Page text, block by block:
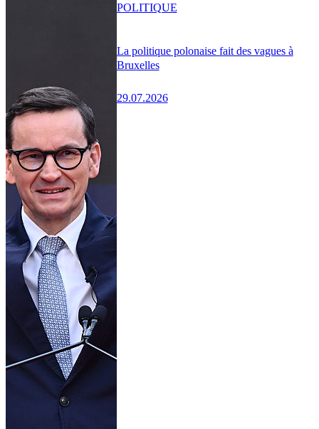
La politique polonaise fait des vagues à
Bruxelles
29.07.2026
POLITIQUE